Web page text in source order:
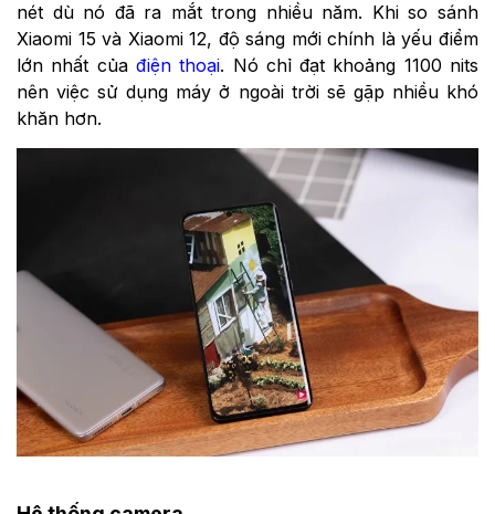
nét dù nó đã ra mắt trong nhiều năm. Khi so sánh
Xiaomi 15 và Xiaomi 12, độ sáng mới chính là yếu điểm
lớn nhất của điện thoại. Nó chỉ đạt khoảng 1100 nits
nên việc sử dụng máy ở ngoài trời sẽ gặp nhiều khó
khăn hơn.